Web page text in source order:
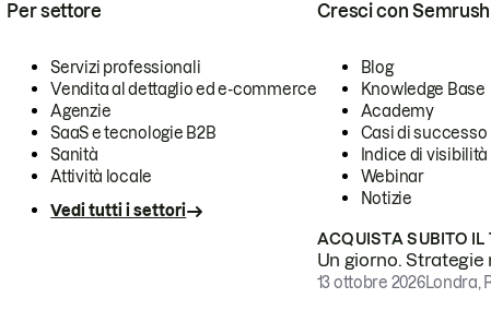
Per settore
Servizi professionali
Vendita al dettaglio ed e-commerce
Agenzie
SaaS e tecnologie B2B
Sanità
Attività locale
Vedi tutti i settori
Cresci con Semrush
Blog
Knowledge Base
Academy
Casi di successo
Indice di visibilità
Webinar
Notizie
ACQUISTA SUBITO IL
Un giorno.
13 ottobre 2026Londra,